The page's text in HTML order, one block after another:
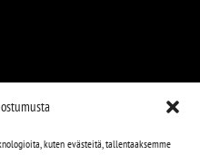
kuten evästeitä, tallentaaksemme